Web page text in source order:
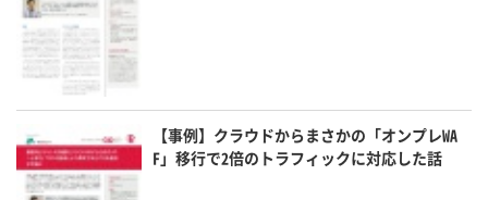
【事例】クラウドからまさかの「オンプレWA
F」移行で2倍のトラフィックに対応した話